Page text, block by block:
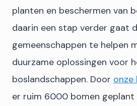
planten en beschermen van
daarin een stap verder gaat
gemeenschappen te helpen
duurzame oplossingen voor
boslandschappen. Door onze
er ruim 6000 bomen geplant